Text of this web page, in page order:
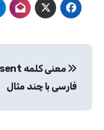
نوشته
فارسی با چند مثال